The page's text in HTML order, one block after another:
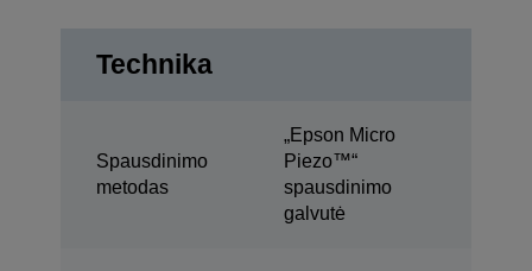
Technika
Spausdinimo
metodas
„Epson Micro
Piezo™“
spausdinimo
galvutė